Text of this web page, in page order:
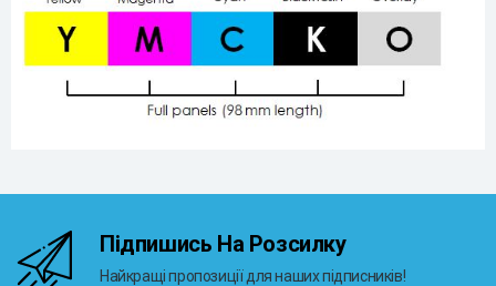
Підпишись На Розсилку
Найкращі пропозиції для наших підписників!